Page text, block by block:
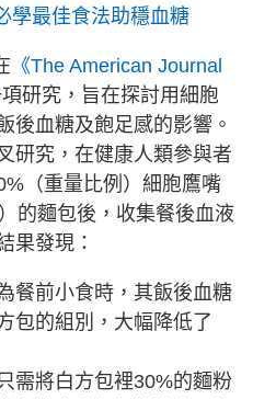
學最佳食法助穩血糖
《The American Journal
研究，旨在探討用細胞
後血糖及飽足感的影響。
研究，在健康人類參與者
（重量比例）細胞鷹嘴
的麵包後，收集餐後血液
果發現：
餐前小食時，其飯後血糖
包的組別，大幅降低了
需將白方包裡30%的麵粉